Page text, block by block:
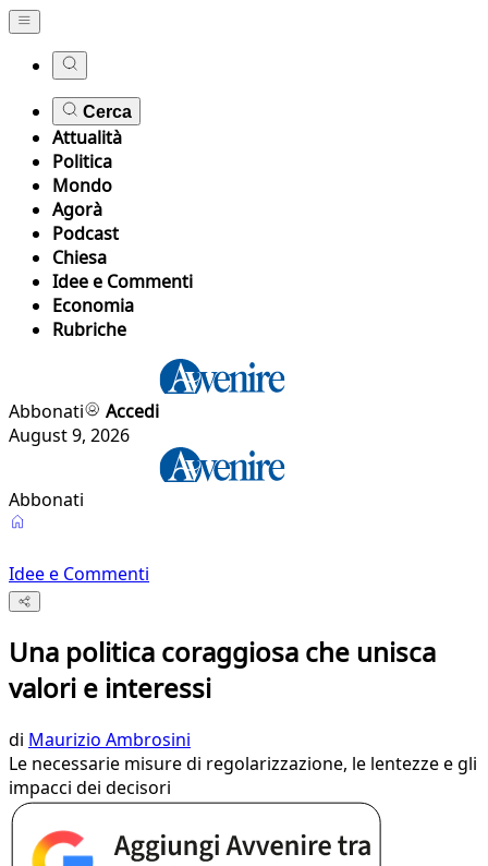
Cerca
Attualità
Politica
Mondo
Agorà
Podcast
Chiesa
Idee e Commenti
Economia
Rubriche
Abbonati
Accedi
August 9, 2026
Abbonati
Idee e Commenti
Una politica coraggiosa che unisca
valori e interessi
di Maurizio Ambrosini
Le necessarie misure di regolarizzazione, le lentezze e gli
impacci dei decisori